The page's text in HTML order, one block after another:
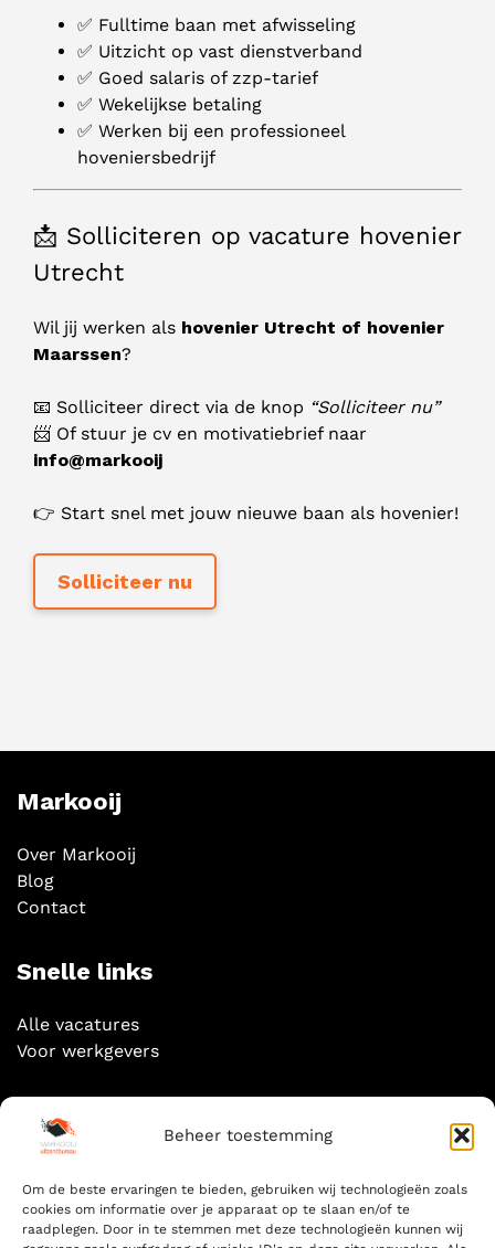
Beheer toestemming
Om de beste ervaringen te bieden, gebruiken wij technologieën zoals
cookies om informatie over je apparaat op te slaan en/of te
raadplegen. Door in te stemmen met deze technologieën kunnen wij
✅ Fulltime baan met afwisseling
✅ Uitzicht op vast dienstverband
✅ Goed salaris of zzp-tarief
✅ Wekelijkse betaling
✅ Werken bij een professioneel
hoveniersbedrijf
📩 Solliciteren op vacature hovenier
Utrecht
Wil jij werken als hovenier Utrecht of hovenier
Maarssen?
📧 Solliciteer direct via de knop “Solliciteer nu”
📨 Of stuur je cv en motivatiebrief naar
info@markooij
👉 Start snel met jouw nieuwe baan als hovenier!
Markooij
Over Markooij
Blog
Contact
Snelle links
Alle vacatures
Voor werkgevers
Socials